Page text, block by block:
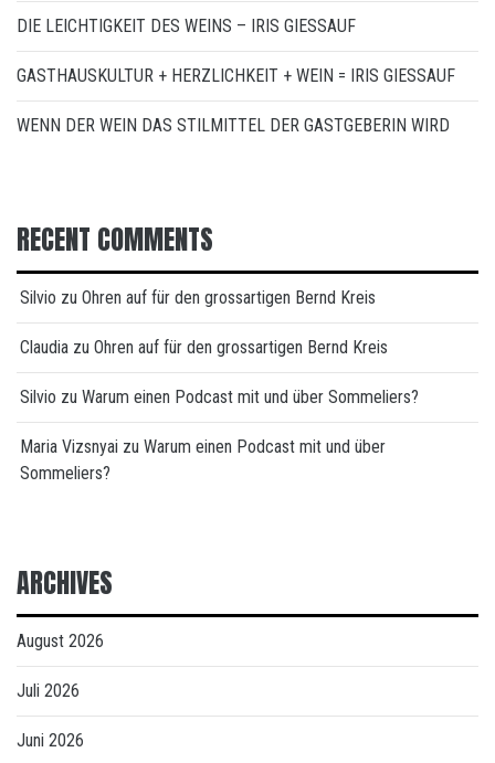
DIE LEICHTIGKEIT DES WEINS – IRIS GIESSAUF
GASTHAUSKULTUR + HERZLICHKEIT + WEIN = IRIS GIESSAUF
WENN DER WEIN DAS STILMITTEL DER GASTGEBERIN WIRD
RECENT COMMENTS
Silvio zu Ohren auf für den grossartigen Bernd Kreis
Claudia zu Ohren auf für den grossartigen Bernd Kreis
Silvio zu Warum einen Podcast mit und über Sommeliers?
Maria Vizsnyai zu Warum einen Podcast mit und über
Sommeliers?
ARCHIVES
August 2026
Juli 2026
Juni 2026